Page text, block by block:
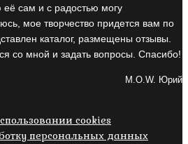
её сам и с радостью могу
мое творчество придется вам по
каталог, размещены отзывы.
со мной и задать вопросы. Спасибо!
M.O.W. Юрий
cookies
персональных данных